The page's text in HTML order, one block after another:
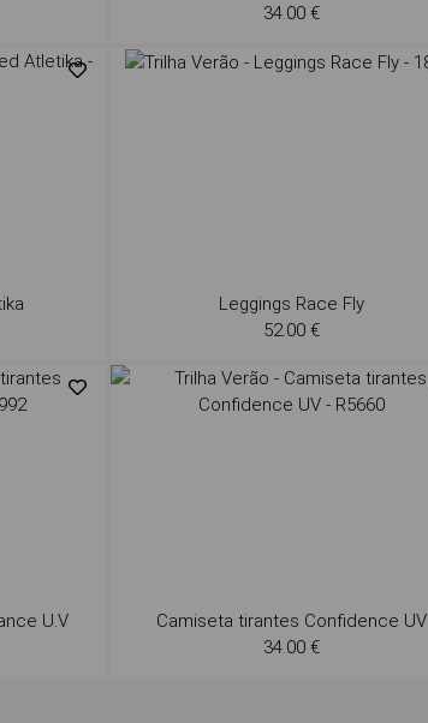
34.00 €
Leggings Race Fly
52.00 €
U.V
Camiseta tirantes Confidence UV
34.00 €